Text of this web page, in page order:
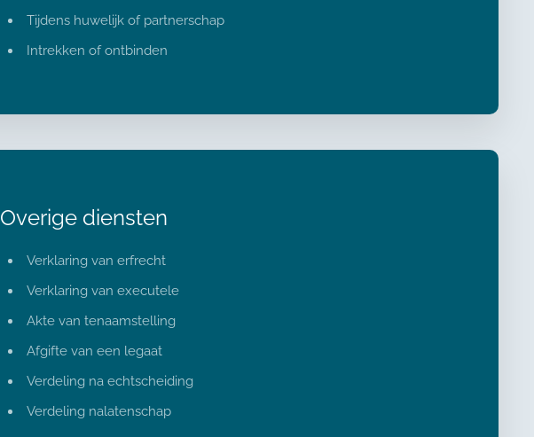
Tijdens huwelijk of partnerschap
Intrekken of ontbinden
Overige diensten
Verklaring van erfrecht
Verklaring van executele
Akte van tenaamstelling
Afgifte van een legaat
Verdeling na echtscheiding
Verdeling nalatenschap